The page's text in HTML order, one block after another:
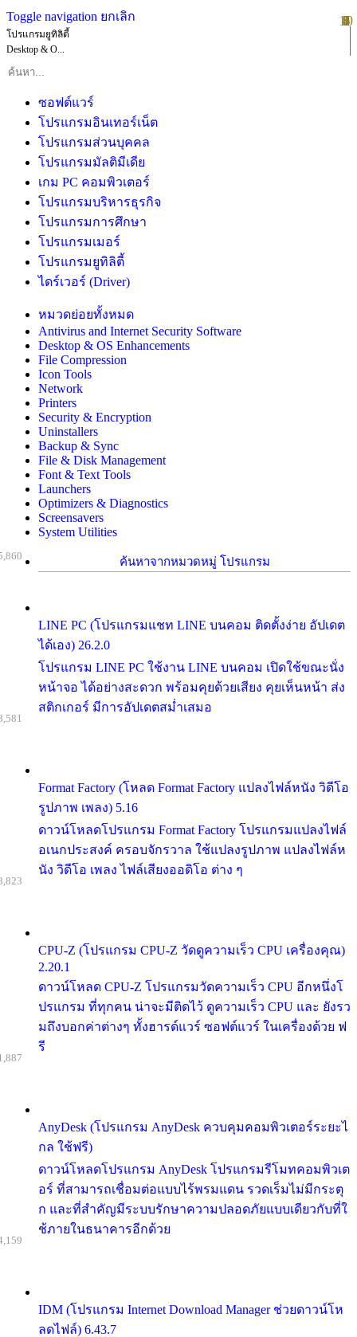
Toggle navigation ยกเลิก
โปรแกรมยูทิลิตี้
Desktop & O...
ซอฟต์แวร์
โปรแกรมอินเทอร์เน็ต
โปรแกรมส่วนบุคคล
โปรแกรมมัลติมีเดีย
เกม PC คอมพิวเตอร์
โปรแกรมบริหารธุรกิจ
โปรแกรมการศึกษา
โปรแกรมเมอร์
โปรแกรมยูทิลิตี้
ไดร์เวอร์ (Driver)
หมวดย่อยทั้งหมด
Antivirus and Internet Security Software
Desktop & OS Enhancements
File Compression
Icon Tools
Network
Printers
Security & Encryption
Uninstallers
Backup & Sync
File & Disk Management
Font & Text Tools
Launchers
Optimizers & Diagnostics
Screensavers
System Utilities
ค้นหาจากหมวดหมู่ โปรแกรม
LINE PC (โปรแกรมแชท LINE บนคอม ติดตั้งง่าย อัปเดต
ได้เอง) 26.2.0
โปรแกรม LINE PC ใช้งาน LINE บนคอม เปิดใช้ขณะนั่ง
หน้าจอ ได้อย่างสะดวก พร้อมคุยด้วยเสียง คุยเห็นหน้า ส่ง
สติกเกอร์ มีการอัปเดตสม่ำเสมอ
Format Factory (โหลด Format Factory แปลงไฟล์หนัง วิดีโอ
รูปภาพ เพลง) 5.16
ดาวน์โหลดโปรแกรม Format Factory โปรแกรมแปลงไฟล์
อเนกประสงค์ ครอบจักรวาล ใช้แปลงรูปภาพ แปลงไฟล์ห
นัง วิดีโอ เพลง ไฟล์เสียงออดิโอ ต่าง ๆ
CPU-Z (โปรแกรม CPU-Z วัดดูความเร็ว CPU เครื่องคุณ)
2.20.1
ดาวน์โหลด CPU-Z โปรแกรมวัดความเร็ว CPU อีกหนึ่งโ
ปรแกรม ที่ทุกคน น่าจะมีติดไว้ ดูความเร็ว CPU และ ยังรว
มถึงบอกค่าต่างๆ ทั้งฮารด์แวร์ ซอฟต์แวร์ ในเครื่องด้วย ฟ
รี
AnyDesk (โปรแกรม AnyDesk ควบคุมคอมพิวเตอร์ระยะไ
กล ใช้ฟรี)
ดาวน์โหลดโปรแกรม AnyDesk โปรแกรมรีโมทคอมพิวเต
อร์ ที่สามารถเชื่อมต่อแบบไร้พรมแดน รวดเร็มไม่มีกระตุ
ก และที่สำคัญมีระบบรักษาความปลอดภัยแบบเดียวกับที่ใ
ช้ภายในธนาคารอีกด้วย
IDM (โปรแกรม Internet Download Manager ช่วยดาวน์โห
ลดไฟล์) 6.43.7
1
2
3
4
5
6
7
8
9
10